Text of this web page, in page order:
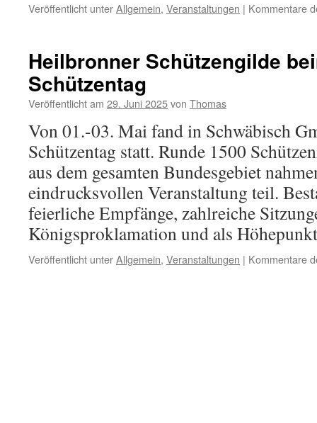
Veröffentlicht unterAllgemein, Veranstaltungen | Kommentare
Heilbronner Schützengilde
Schützentag
Veröffentlicht am 29. Juni 2025von Thomas
Von 01.-03. Mai fand in Schwäbisch
Schützentag statt. Runde 1500
aus dem gesamten Bundesgebiet
eindrucksvollen Veranstaltung teil.
feierliche Empfänge, zahlreiche
Königsproklamation und als
Veröffentlicht unterAllgemein, Veranstaltungen | Kommentare